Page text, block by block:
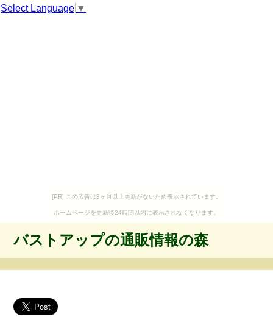
Select Language ▼
[PR] この広告は3ヶ月以上更新がないため表示されています。
ホームページを更新後24時間以内に表示されなくなります。
バストアップの通販情報の森